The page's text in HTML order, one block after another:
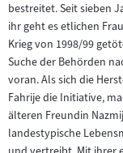
bestreitet. Seit sieben
ihr geht es etlichen
Krieg von 1998/99
Suche der Behörden
voran. Als sich die
Fahrije die Initiative,
älteren Freundin
landestypische